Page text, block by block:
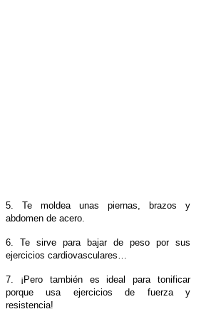
5. Te moldea unas piernas, brazos y
abdomen de acero.
6. Te sirve para bajar de peso por sus
ejercicios cardiovasculares…
7. ¡Pero también es ideal para tonificar
porque usa ejercicios de fuerza y
resistencia!